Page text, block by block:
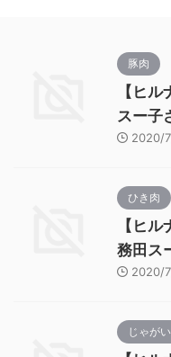
豚肉
【ヒ
スー子
2020/
ひき肉
【ヒ
務田ス
2020/
じゃが